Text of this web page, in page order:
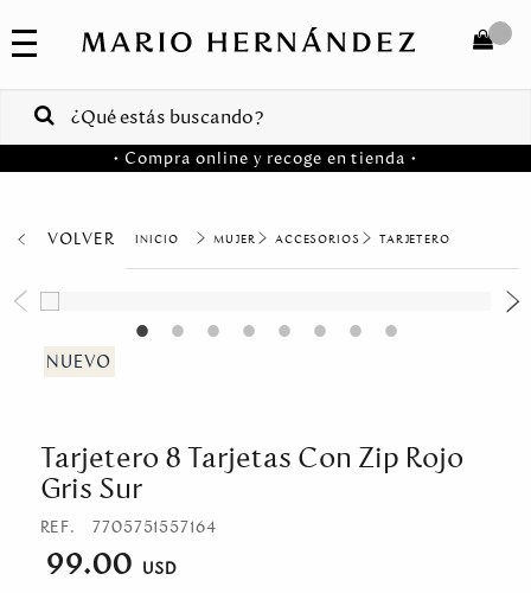
COLECCIONES
VENTAS
CORPORATIVAS
Venezuela
COMPRAR
• Compra online y recoge en tienda •
VOLVER MUJER ACCESORIOS TARJETERO
Tarjetero 8 Tarjetas Con Zip Rojo
Gris Sur
REF. 7705751557164
99.00